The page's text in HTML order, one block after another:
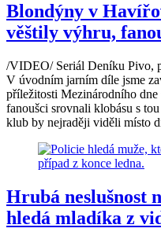
Blondýny v
věštily výhru,
/VIDEO/ Seriál Deníku Pivo,
V úvodním jarním díle jsme
příležitosti Mezinárodního
fanoušci srovnali klobásu s
klub by nejraději viděli místo
Hrubá neslušnost
hledá mladíka z